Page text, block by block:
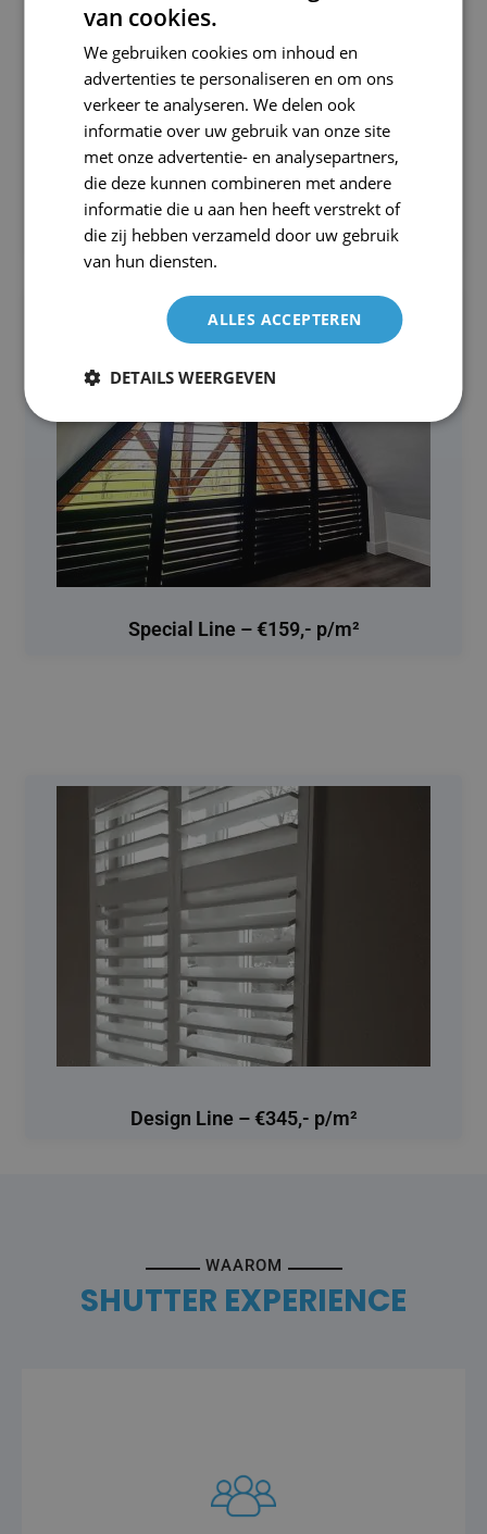
Natural Line - €340,- p/m²
Special Line – €159,- p/m²
Design Line – €345,- p/m²
WAAROM
SHUTTER EXPERIENCE
vakmensen.
van cookies.
We gebruiken cookies om inhoud en
advertenties te personaliseren en om ons
verkeer te analyseren. We delen ook
informatie over uw gebruik van onze site
met onze advertentie- en analysepartners,
die deze kunnen combineren met andere
informatie die u aan hen heeft verstrekt of
die zij hebben verzameld door uw gebruik
van hun diensten.
ALLES ACCEPTEREN
DETAILS WEERGEVEN